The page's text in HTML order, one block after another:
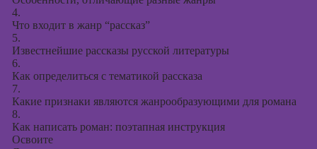
4.
Что входит в жанр “рассказ”
5.
Известнейшие рассказы русской литературы
6.
Как определиться с тематикой рассказа
7.
Какие признаки являются жанрообразующими для романа
8.
Как написать роман: поэтапная инструкция
Освоите